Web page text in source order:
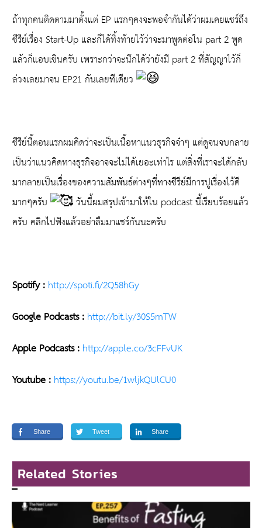
ถ้าทุกคนติดตามมาตั้งแต่ EP แรกๆคงจะพอจำกันได้ว่าผมเคยแชร์ถึง
ซีรีย์เรื่อง Start-Up และก็ได้ทิ้งท้ายไว้ว่าจะมาพูดต่อใน part 2 พูด
แล้วก็แอบเขินครับ เพราะกว่าจะนึกได้ว่ายังมี part 2 ที่สัญญาไว้ก็
ล่วงเลยมาจน EP21 กันเลยทีเดียว
ซีรีย์นี้ตอนแรกผมคิดว่าจะเป็นเนื้อหาแนวธุรกิจจ๋าๆ แต่ดูจนจบกลาย
เป็นว่าแนวคิดทางธุรกิจอาจจะไม่ได้เยอะเท่าไร แต่สิ่งที่เราจะได้กลับ
มากลายเป็นเรื่องของความสัมพันธ์ต่างๆที่ทางซีรีย์มีการปูเรื่องไว้ดี
มากๆครับ
วันนี้ผมสรุปเข้ามาให้ใน podcast นี้เรียบร้อยแล้ว
ครับ คลิกไปฟังแล้วอย่าลืมมาแชร์กันนะครับ
Spotify :http://spoti.fi/2Q58hGy
Google Podcasts :http://bit.ly/30S5mTW
Apple Podcasts :http://apple.co/3cFFvUK
Youtube :https://youtu.be/1wljkQUlCU0
Share Tweet Share
Related Stories